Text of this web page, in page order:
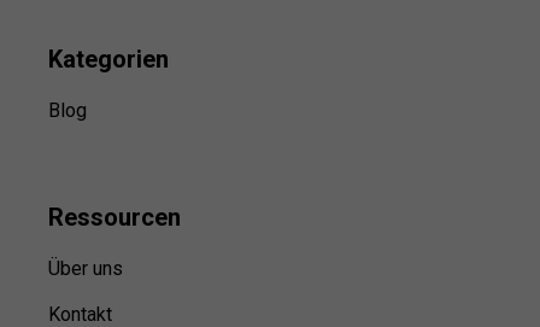
Kategorien
Blog
Ressourcen
Über uns
Kontakt